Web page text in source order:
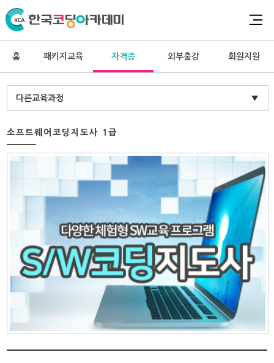
홈 패키지교육 자격증 외부출강 회원지원
다른교육과정 ▼
소프트웨어코딩지도사 1급